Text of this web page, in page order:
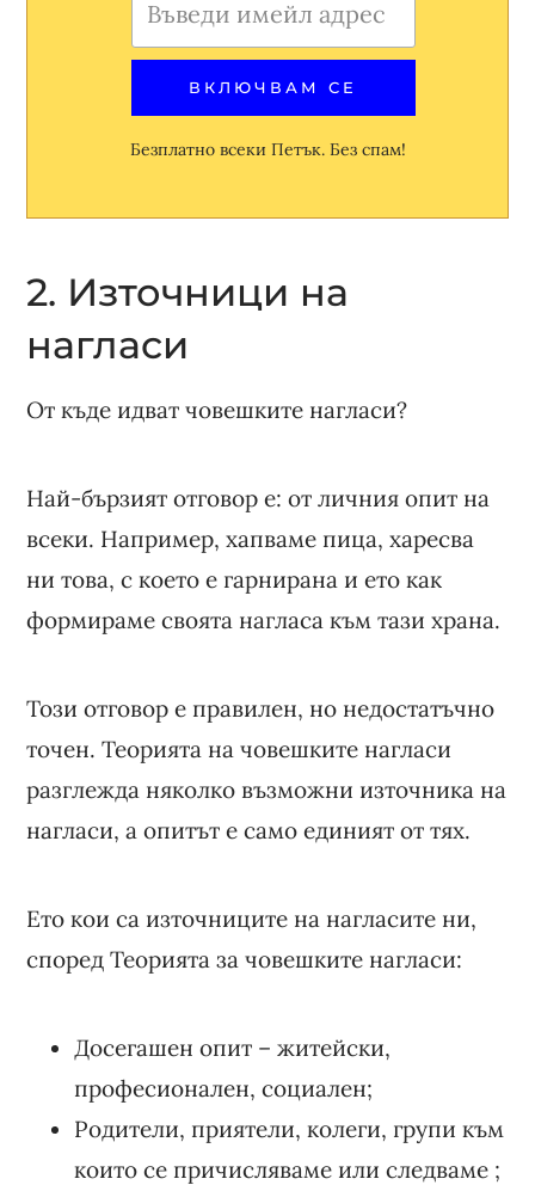
Безплатно всеки Петък. Без спам!
2. Източници на
нагласи
От къде идват човешките нагласи?
Най-бързият отговор е: от личния опит на
всеки. Например, хапваме пица, харесва
ни това, с което е гарнирана и ето как
формираме своята нагласа към тази храна.
Този отговор е правилен, но недостатъчно
точен. Теорията на човешките нагласи
разглежда няколко възможни източника на
нагласи, а опитът е само единият от тях.
Ето кои са източниците на нагласите ни,
според Теорията за човешките нагласи:
Досегашен опит – житейски,
професионален, социален;
Родители, приятели, колеги, групи към
които се причисляваме или следваме ;